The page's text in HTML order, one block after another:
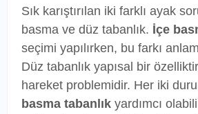
Sık karıştırılan iki farklı ayak
basma ve düz tabanlık. İçe
seçimi yapılırken, bu farkı
Düz tabanlık yapısal bir
hareket problemidir. Her iki
basma tabanlık yardımcı